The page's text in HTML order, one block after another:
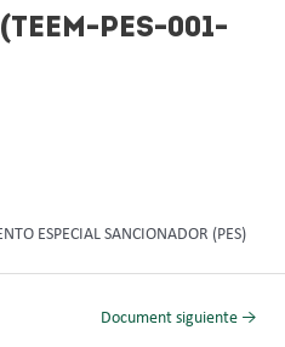
PES-001-
ESPECIAL SANCIONADOR (PES)
Document siguiente →